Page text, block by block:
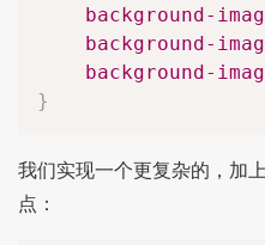
background-
background-
background-
}
我们实现一个更复杂的，加
点：